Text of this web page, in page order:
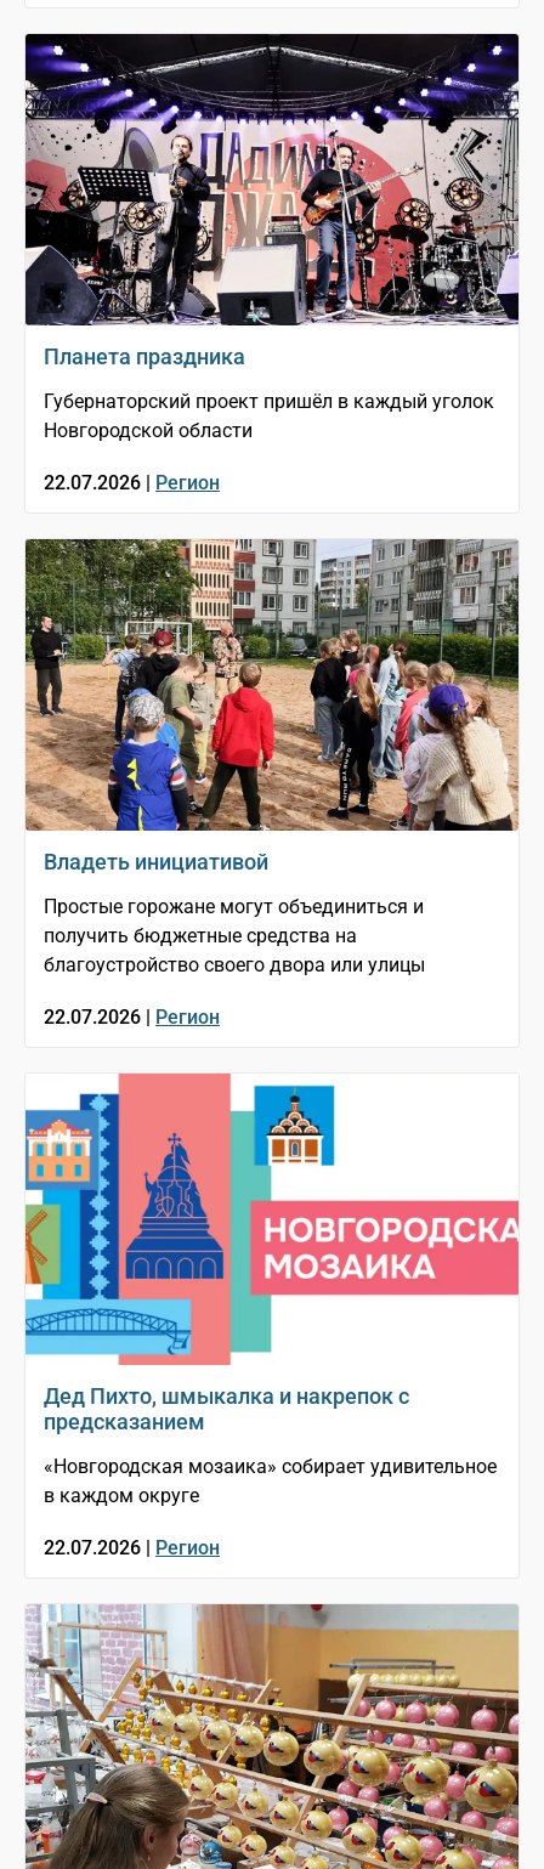
Планета праздника
Губернаторский проект пришёл в каждый уголок
Новгородской области
22.07.2026 | Регион
Владеть инициативой
Простые горожане могут объединиться и
получить бюджетные средства на
благоустройство своего двора или улицы
22.07.2026 | Регион
Дед Пихто, шмыкалка и накрепок с
предсказанием
«Новгородская мозаика» собирает удивительное
в каждом округе
22.07.2026 | Регион